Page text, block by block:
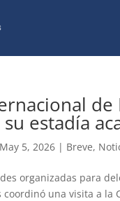
de
estadía
May 5, 2026 | Breve,
organizadas para
una visita a la